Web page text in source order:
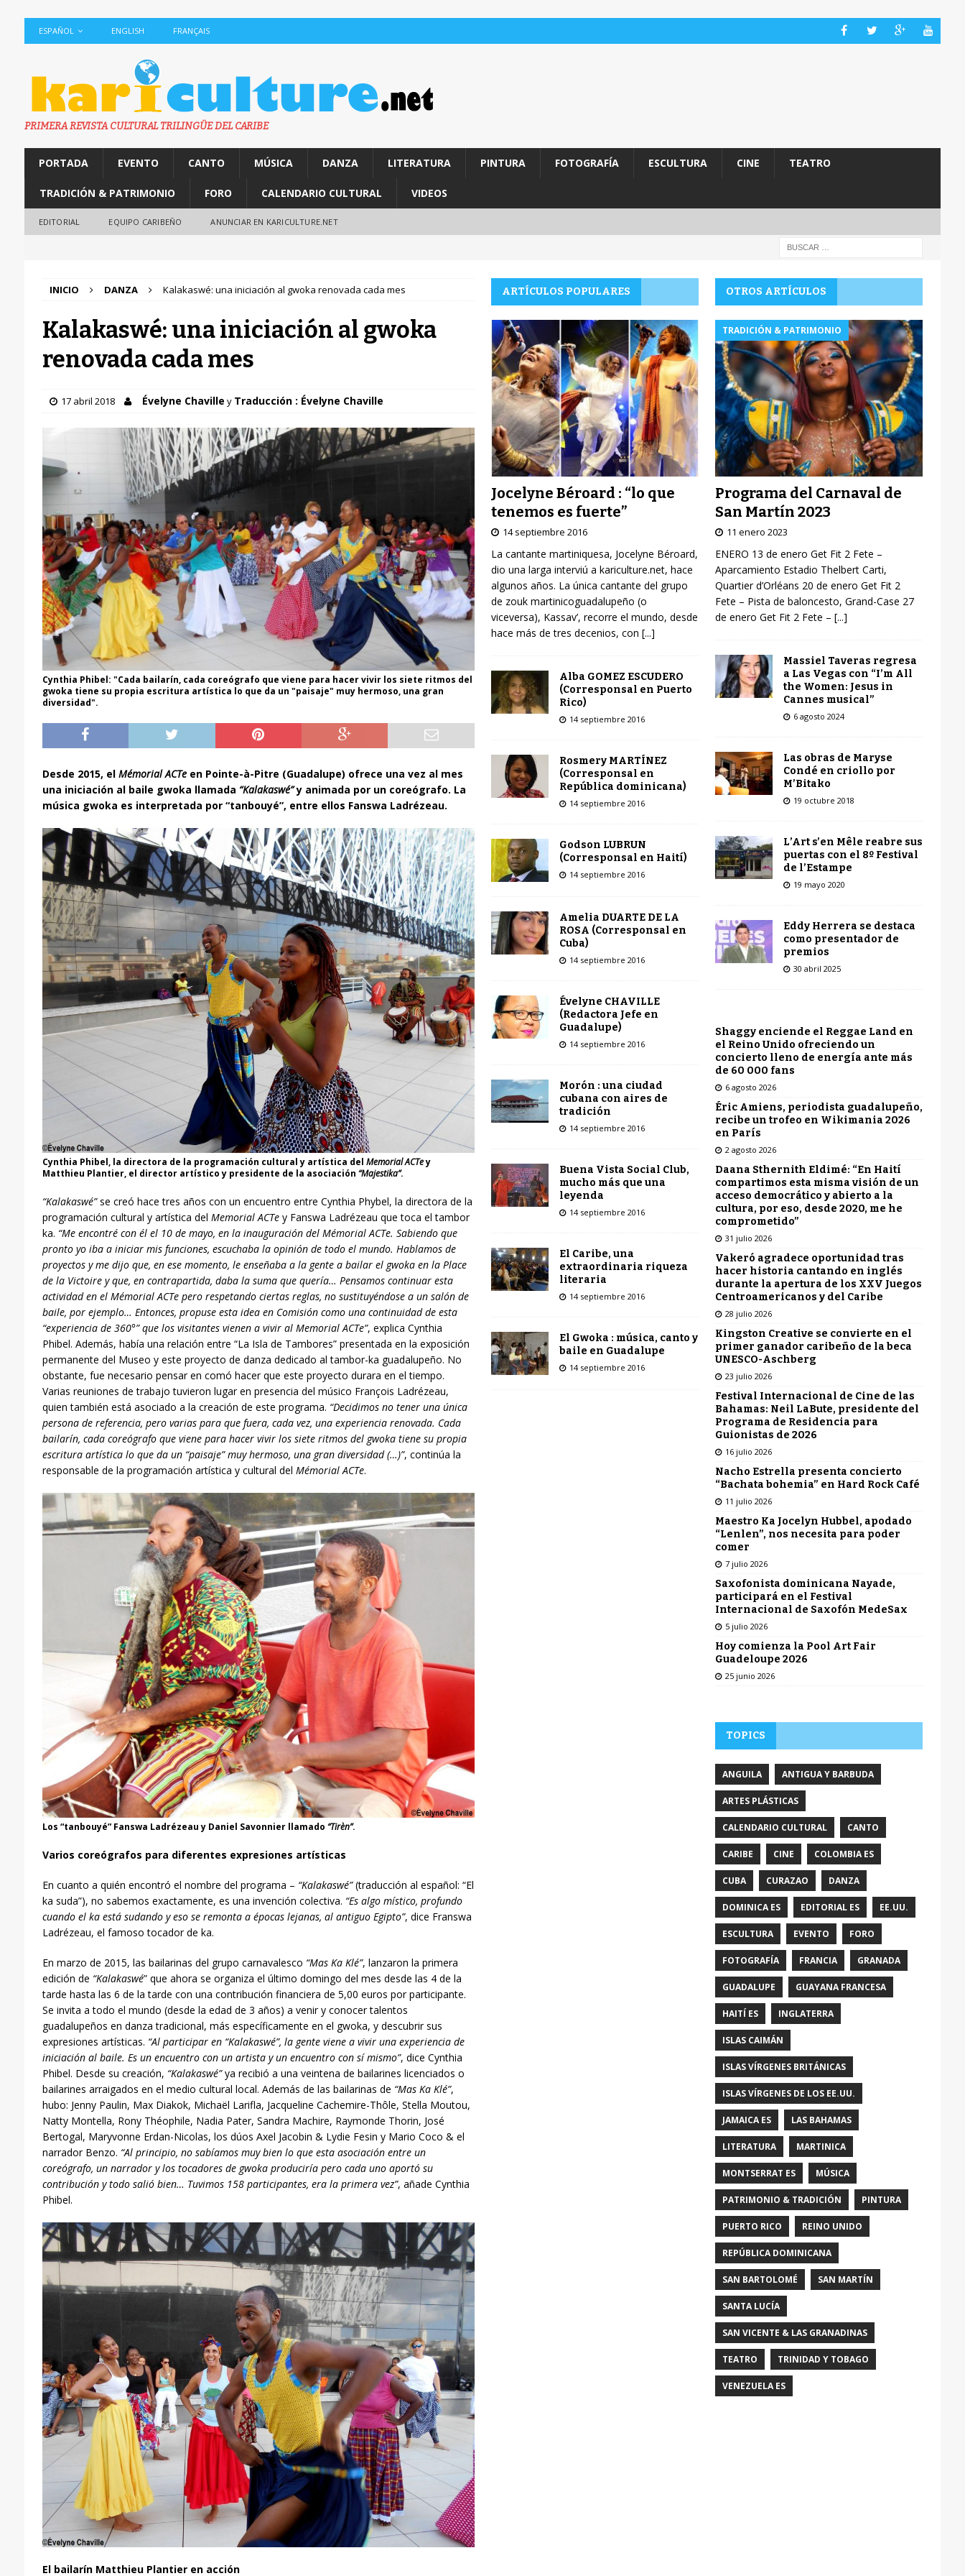
ESPAÑOL ENGLISH FRANÇAIS
PRIMERA REVISTA CULTURAL TRILINGÜE DEL CARIBE
PORTADA EVENTO CANTO MÚSICA DANZA LITERATURA PINTURA FOTOGRAFÍA ESCULTURA CINE TEATRO
TRADICIÓN & PATRIMONIO FORO CALENDARIO CULTURAL VIDEOS
EDITORIAL EQUIPO CARIBEÑO ANUNCIAR EN KARICULTURE.NET
INICIO DANZA Kalakaswé: una iniciación al gwoka renovada cada mes
Kalakaswé: una iniciación al gwoka
renovada cada mes
17 abril 2018 Évelyne Chaville y Traducción : Évelyne Chaville
Cynthia Phibel: "Cada bailarín, cada coreógrafo que viene para hacer vivir los siete ritmos del
gwoka tiene su propia escritura artística lo que da un "paisaje" muy hermoso, una gran
diversidad".
Desde 2015, el Mémorial ACTeen Pointe-à-Pitre (Guadalupe) ofrece una vez al mes
una iniciación al baile gwoka llamada “Kalakaswé”y animada por un coreógrafo. La
música gwoka es interpretada por “tanbouyé”, entre ellos Fanswa Ladrézeau.
Cynthia Phibel, la directora de la programación cultural y artística del Memorial ACTey
Matthieu Plantier, el director artístico y presidente de la asociación “Majestika”.
“Kalakaswé”se creó hace tres años con un encuentro entre Cynthia Phybel, la directora de la
programación cultural y artística del Memorial ACTey Fanswa Ladrézeau que toca el tambor
ka. “Me encontré con él el 10 de mayo, en la inauguración del Mémorial ACTe. Sabiendo que
pronto yo iba a iniciar mis funciones, escuchaba la opiniónde todo el mundo. Hablamos de
proyectos y me dijo que, en ese momento, le enseñaba a la gente a bailar el gwoka en la Place
de la Victoire y que, en contrapartida, daba la suma que quería… Pensamos continuar esta
actividad en el Mémorial ACTe pero respetando ciertas reglas, no sustituyéndose a un salón de
baile, por ejemplo… Entonces, propuse esta idea en Comisión como una continuidad de esta
“experiencia de 360°” que los visitantes vienen a vivir al Memorial ACTe”, explica Cynthia
Phibel. Además, había una relación entre “La Isla de Tambores” presentada en la exposición
permanente del Museo y este proyecto de danza dedicado al tambor-ka guadalupeño. No
obstante, fue necesario pensar en comó hacer que este proyecto durara en el tiempo.
Varias reuniones de trabajo tuvieron lugar en presencia del músico François Ladrézeau,
quien también está asociado a la creación de este programa. “Decidimos no tener una única
persona de referencia, pero varias para que fuera, cada vez, una experiencia renovada. Cada
bailarín, cada coreógrafo que viene para hacer vivir los siete ritmos del gwoka tiene su propia
escritura artística lo que da un “paisaje” muy hermoso, una gran diversidad (…)”, continúa la
responsable de la programación artística y cultural del Mémorial ACTe.
Los “tanbouyé” Fanswa Ladrézeau y Daniel Savonnier llamado “Tirèn”.
Varios coreógrafos para diferentes expresiones artísticas
En cuanto a quién encontró el nombre del programa – “Kalakaswé”(traducción al español: “El
ka suda”), no sabemos exactamente, es una invención colectiva. “Es algo místico, profundo
cuando el ka está sudando y eso se remonta a épocas lejanas, al antiguo Egipto”, dice Franswa
Ladrézeau, el famoso tocador de ka.
En marzo de 2015, las bailarinas del grupo carnavalesco “Mas Ka Klé”, lanzaron la primera
edición de “Kalakaswé” que ahora se organiza el último domingo del mes desde las 4 de la
tarde hasta las 6 de la tarde con una contribución financiera de 5,00 euros por participante.
Se invita a todo el mundo (desde la edad de 3 años) a venir y conocer talentos
guadalupeños en danza tradicional, más específicamente en el gwoka, y descubrir sus
expresiones artísticas. “Al participar en “Kalakaswé”, la gente viene a vivir una experiencia de
iniciación al baile. Es un encuentro con un artista y un encuentro con sí mismo”, dice Cynthia
Phibel. Desde su creación, “Kalakaswé”ya recibió a una veintena de bailarines licenciados o
bailarines arraigados en el medio cultural local. Además de las bailarinas de “Mas Ka Klé”,
hubo: Jenny Paulin, Max Diakok, Michaël Larifla, Jacqueline Cachemire-Thôle, Stella Moutou,
Natty Montella, Rony Théophile, Nadia Pater, Sandra Machire, Raymonde Thorin, José
Bertogal, Maryvonne Erdan-Nicolas, los dúos Axel Jacobin & Lydie Fesin y Mario Coco & el
narrador Benzo. “Al principio, no sabíamos muy bien lo que esta asociación entre un
coreógrafo, un narrador y los tocadores de gwoka produciría pero cada uno aportó su
contribución y todo salió bien… Tuvimos 158 participantes, era la primera vez”, añade Cynthia
Phibel.
El bailarín Matthieu Plantier en acción
ARTÍCULOS POPULARES
Jocelyne Béroard : “lo que
tenemos es fuerte”
14 septiembre 2016
La cantante martiniquesa, Jocelyne Béroard,
dio una larga interviú a kariculture.net, hace
algunos años. La única cantante del grupo
de zouk martinicoguadalupeño (o
viceversa), Kassav’, recorre el mundo, desde
hace más de tres decenios, con [...]
Alba GOMEZ ESCUDERO
(Corresponsal en Puerto
Rico)
14 septiembre 2016
Rosmery MARTÍNEZ
(Corresponsal en
República dominicana)
14 septiembre 2016
Godson LUBRUN
(Corresponsal en Haití)
14 septiembre 2016
Amelia DUARTE DE LA
ROSA (Corresponsal en
Cuba)
14 septiembre 2016
Évelyne CHAVILLE
(Redactora Jefe en
Guadalupe)
14 septiembre 2016
Morón : una ciudad
cubana con aires de
tradición
14 septiembre 2016
Buena Vista Social Club,
mucho más que una
leyenda
14 septiembre 2016
El Caribe, una
extraordinaria riqueza
literaria
14 septiembre 2016
El Gwoka : música, canto y
baile en Guadalupe
14 septiembre 2016
OTROS ARTÍCULOS
TRADICIÓN & PATRIMONIO
Programa del Carnaval de
San Martín 2023
11 enero 2023
ENERO 13 de enero Get Fit 2 Fete –
Aparcamiento Estadio Thelbert Carti,
Quartier d’Orléans 20 de enero Get Fit 2
Fete – Pista de baloncesto, Grand-Case 27
de enero Get Fit 2 Fete – [...]
Massiel Taveras regresa
a Las Vegas con “I’m All
the Women: Jesus in
Cannes musical”
6 agosto 2024
Las obras de Maryse
Condé en criollo por
M’Bitako
19 octubre 2018
L’Art s’en Mêle reabre sus
puertas con el 8º Festival
de l’Estampe
19 mayo 2020
Eddy Herrera se destaca
como presentador de
premios
30 abril 2025
Shaggy enciende el Reggae Land en
el Reino Unido ofreciendo un
concierto lleno de energía ante más
de 60 000 fans
6 agosto 2026
Éric Amiens, periodista guadalupeño,
recibe un trofeo en Wikimania 2026
en París
2 agosto 2026
Daana Sthernith Eldimé: “En Haití
compartimos esta misma visión de un
acceso democrático y abierto a la
cultura, por eso, desde 2020, me he
comprometido”
31 julio 2026
Vakeró agradece oportunidad tras
hacer historia cantando en inglés
durante la apertura de los XXV Juegos
Centroamericanos y del Caribe
28 julio 2026
Kingston Creative se convierte en el
primer ganador caribeño de la beca
UNESCO-Aschberg
23 julio 2026
Festival Internacional de Cine de las
Bahamas: Neil LaBute, presidente del
Programa de Residencia para
Guionistas de 2026
16 julio 2026
Nacho Estrella presenta concierto
“Bachata bohemia” en Hard Rock Café
11 julio 2026
Maestro Ka Jocelyn Hubbel, apodado
“Lenlen”, nos necesita para poder
comer
7 julio 2026
Saxofonista dominicana Nayade,
participará en el Festival
Internacional de Saxofón MedeSax
5 julio 2026
Hoy comienza la Pool Art Fair
Guadeloupe 2026
25 junio 2026
TOPICS
ANGUILA ANTIGUA Y BARBUDA
ARTES PLÁSTICAS
CALENDARIO CULTURAL CANTO
CARIBE CINE COLOMBIA ES
CUBA CURAZAO DANZA
DOMINICA ES EDITORIAL ES EE.UU.
ESCULTURA EVENTO FORO
FOTOGRAFÍA FRANCIA GRANADA
GUADALUPE GUAYANA FRANCESA
HAITÍ ES INGLATERRA
ISLAS CAIMÁN
ISLAS VÍRGENES BRITÁNICAS
ISLAS VÍRGENES DE LOS EE.UU.
JAMAICA ES LAS BAHAMAS
LITERATURA MARTINICA
MONTSERRAT ES MÚSICA
PATRIMONIO & TRADICIÓN PINTURA
PUERTO RICO REINO UNIDO
REPÚBLICA DOMINICANA
SAN BARTOLOMÉ SAN MARTÍN
SANTA LUCÍA
SAN VICENTE & LAS GRANADINAS
TEATRO TRINIDAD Y TOBAGO
VENEZUELA ES